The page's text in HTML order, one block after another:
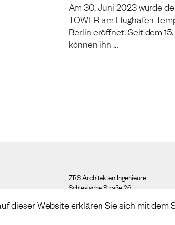
Am 30. Juni 2023 wurde
TOWER am Flughafen
Berlin eröffnet. Seit dem
können ihn …
ZRS Architekten Ingenieure
Schlesische Straße 26
10997 Berlin
dieser Website erklären Sie sich mit